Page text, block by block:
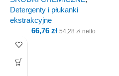
Detergenty i płukanki
ekstrakcyjne
66,76 zł 54,28 złnetto